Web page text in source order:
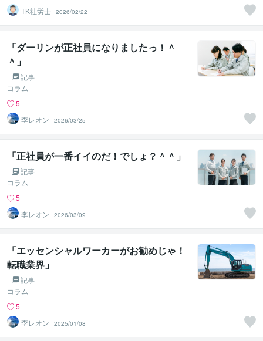
TK社労士 2026/02/22
「ダーリンが正社員になりましたっ！＾
＾」
記事
コラム
5
李レオン
2026/03/25
「正社員が一番イイのだ！でしょ？＾＾」
記事
コラム
5
李レオン
2026/03/09
「エッセンシャルワーカーがお勧めじゃ！
転職業界」
記事
コラム
5
李レオン
2025/01/08